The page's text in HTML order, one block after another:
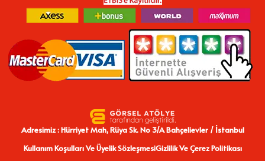
Adresimiz : Hürriyet Mah, Rüya Sk. No 3/A Bahçelievler / İstanbul
Kullanım Koşulları Ve Üyelik SözleşmesiGizlilik Ve Çerez Politikası